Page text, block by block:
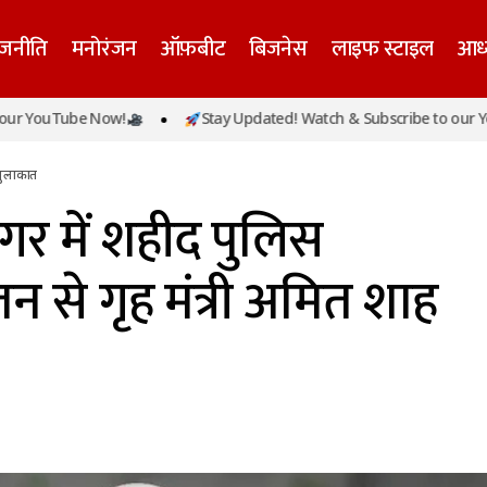
मनोरंजन ऑफ़बीट बिजनेस लाइफ स्टाइल
जम्मू-कश्मीरः श्रीनगर में शहीद पुलिस अधिकारी के परिजन से
Now! Stay Updated! Watch & Subscribe to our YouTube
में शहीद पुलिस
से गृह मंत्री अमित शाह